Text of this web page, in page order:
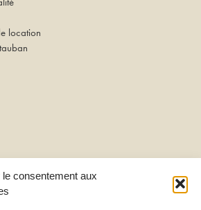
le consentement aux
location